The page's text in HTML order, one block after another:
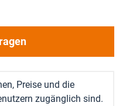
Preise und die
zugänglich sind.